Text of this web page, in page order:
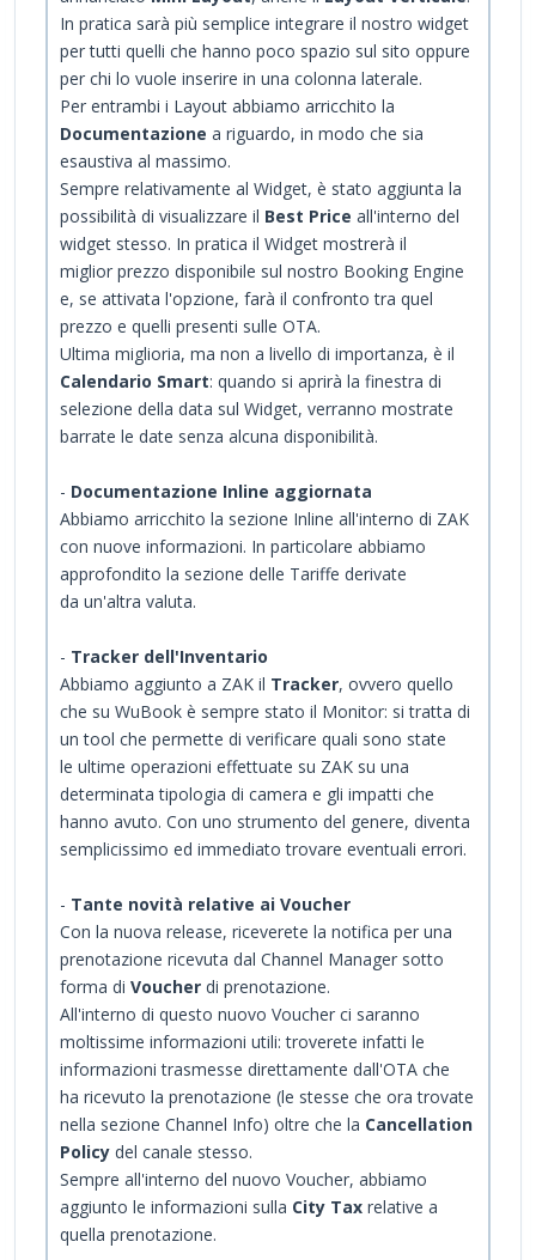
In pratica sarà più semplice integrare il nostro widget
per tutti quelli che hanno poco spazio sul sito oppure
per chi lo vuole inserire in una colonna laterale.
Per entrambi i Layout abbiamo arricchito la
Documentazione a riguardo, in modo che sia
esaustiva al massimo.
Sempre relativamente al Widget, è stato aggiunta la
possibilità di visualizzare il Best Price all'interno del
widget stesso. In pratica il Widget mostrerà il
miglior prezzo disponibile sul nostro Booking Engine
e, se attivata l'opzione, farà il confronto tra quel
prezzo e quelli presenti sulle OTA.
Ultima miglioria, ma non a livello di importanza, è il
Calendario Smart: quando si aprirà la finestra di
selezione della data sul Widget, verranno mostrate
barrate le date senza alcuna disponibilità.
- Documentazione Inline aggiornata
Abbiamo arricchito la sezione Inline all'interno di ZAK
con nuove informazioni. In particolare abbiamo
approfondito la sezione delle Tariffe derivate
da un'altra valuta.
- Tracker dell'Inventario
Abbiamo aggiunto a ZAK il Tracker, ovvero quello
che su WuBook è sempre stato il Monitor: si tratta di
un tool che permette di verificare quali sono state
le ultime operazioni effettuate su ZAK su una
determinata tipologia di camera e gli impatti che
hanno avuto. Con uno strumento del genere, diventa
semplicissimo ed immediato trovare eventuali errori.
- Tante novità relative ai Voucher
Con la nuova release, riceverete la notifica per una
prenotazione ricevuta dal Channel Manager sotto
forma di Voucher di prenotazione.
All'interno di questo nuovo Voucher ci saranno
moltissime informazioni utili: troverete infatti le
informazioni trasmesse direttamente dall'OTA che
ha ricevuto la prenotazione (le stesse che ora trovate
nella sezione Channel Info) oltre che la Cancellation
Policy del canale stesso.
Sempre all'interno del nuovo Voucher, abbiamo
aggiunto le informazioni sulla City Tax relative a
quella prenotazione.